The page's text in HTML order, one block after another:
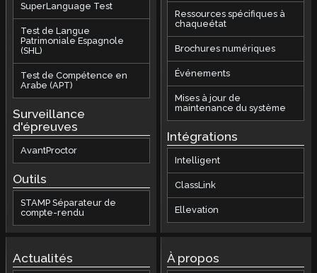
SuperLanguage Test
Test de Langue
Patrimoniale Espagnole
(SHL)
Test de Compétence en
Arabe (APT)
Surveillance
d'épreuves
AvantProctor
Outils
STAMP Séparateur de
compte-rendu
Ressources spécifiques à
chaqueétat
Brochures numériques
Événements
Mises à jour de
maintenance du système
Intégrations
Intelligent
ClassLink
Ellevation
Actualités À propos